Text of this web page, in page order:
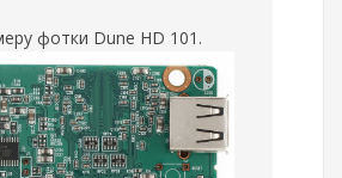
фотки Dune HD 101.